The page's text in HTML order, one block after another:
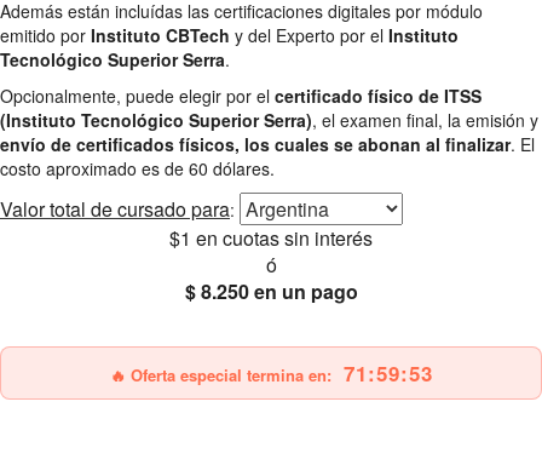
Además están incluídas las certificaciones digitales por módulo
emitido por Instituto CBTech y del Experto por el Instituto
Tecnológico Superior Serra.
Opcionalmente, puede elegir por el certificado físico de ITSS
(Instituto Tecnológico Superior Serra), el examen final, la emisión y
envío de certificados físicos, los cuales se abonan al finalizar. El
costo aproximado es de 60 dólares.
Valor total de cursado para:
$1 en cuotas sin interés
ó
$ 8.250en un pago
🔥 Oferta especial termina en: 71:59:52